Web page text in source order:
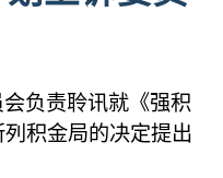
负责聆讯就《强积
积金局的决定提出